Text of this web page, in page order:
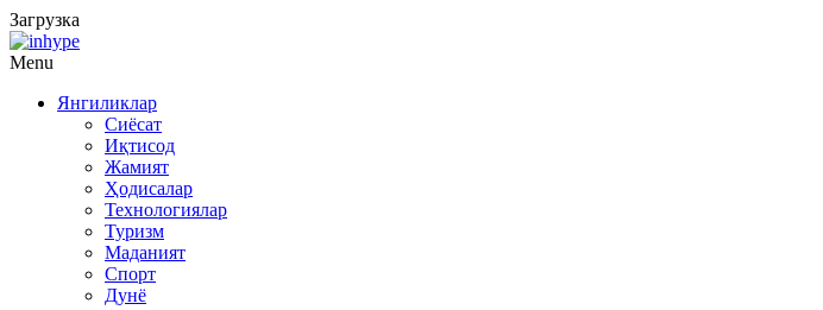
Загрузка
Menu
Янгиликлар
Сиёсат
Иқтисод
Жамият
Ҳодисалар
Технологиялар
Туризм
Маданият
Спорт
Дунё